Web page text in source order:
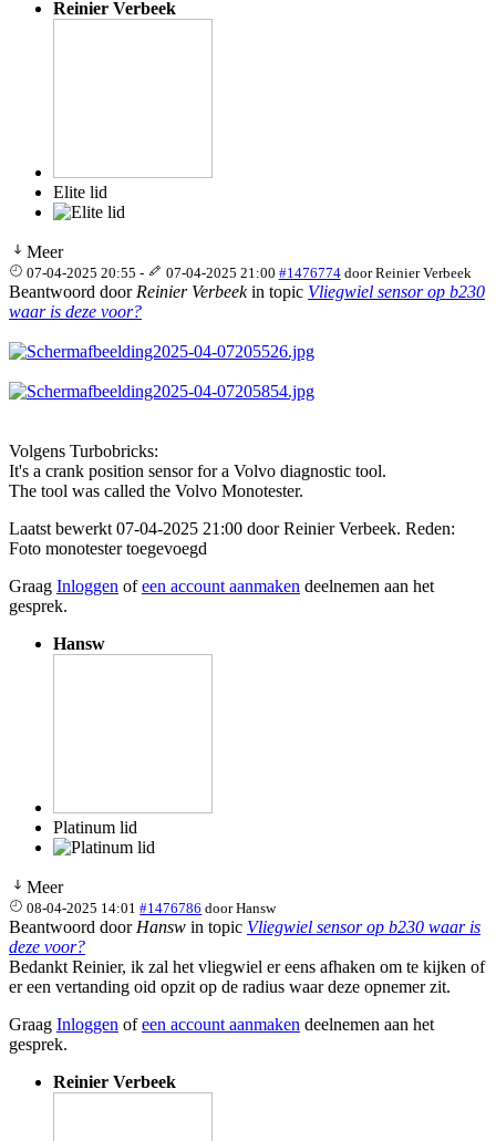
Reinier Verbeek
Elite lid
Meer
07-04-2025 20:55 - 07-04-2025 21:00 #1476774 doorReinier Verbeek
Beantwoord door Reinier Verbeekin topic Vliegwiel sensor op b230
waar is deze voor?
Volgens Turbobricks:
It's a crank position sensor for a Volvo diagnostic tool.
The tool was called the Volvo Monotester.
Laatst bewerkt 07-04-2025 21:00 doorReinier Verbeek. Reden:
Foto monotester toegevoegd
Graag Inloggen ofeen account aanmaken deelnemen aan het
gesprek.
Hansw
Platinum lid
Meer
08-04-2025 14:01 #1476786 doorHansw
Beantwoord door Hansw in topic Vliegwiel sensor op b230 waar is
deze voor?
Bedankt Reinier, ik zal het vliegwiel er eens afhaken om te kijken of
er een vertanding oid opzit op de radius waar deze opnemer zit.
Graag Inloggen ofeen account aanmaken deelnemen aan het
gesprek.
Reinier Verbeek